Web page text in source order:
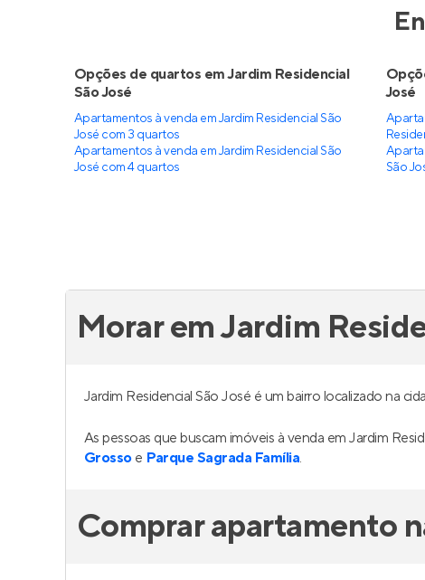
Opções de quartos em Jardim Residencial
São José
Apartamentos à venda em Jardim Residencial São
José com 3 quartos
Apartamentos à venda em Jardim Residencial São
José com 4 quartos
José
São
Morar em Jardim
Jardim Residencial São José é um bairro localizado na
As pessoas que buscam imóveis à venda em Jardim
Grosso e Parque Sagrada Família.
Comprar apartamento